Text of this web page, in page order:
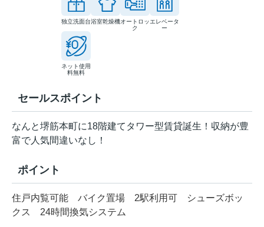
独立洗面台浴室乾燥機オートロッ
ク
エレベータ
ー
ネット使用
料無料
セールスポイント
なんと堺筋本町に18階建てタワー型賃貸誕生！収納が豊
富で人気間違いなし！
ポイント
住戸内覧可能 バイク置場 2駅利用可
シューズボッ
クス
24時間換気システム